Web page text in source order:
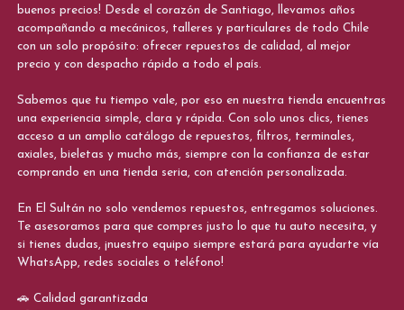
buenos precios! Desde el corazón de Santiago, llevamos años
acompañando a mecánicos, talleres y particulares de todo Chile
con un solo propósito: ofrecer repuestos de calidad, al mejor
precio y con despacho rápido a todo el país.
Sabemos que tu tiempo vale, por eso en nuestra tienda encuentras
una experiencia simple, clara y rápida. Con solo unos clics, tienes
acceso a un amplio catálogo de repuestos, filtros, terminales,
axiales, bieletas y mucho más, siempre con la confianza de estar
comprando en una tienda seria, con atención personalizada.
En El Sultán no solo vendemos repuestos, entregamos soluciones.
Te asesoramos para que compres justo lo que tu auto necesita, y
si tienes dudas, ¡nuestro equipo siempre estará para ayudarte vía
WhatsApp, redes sociales o teléfono!
🚗 Calidad garantizada